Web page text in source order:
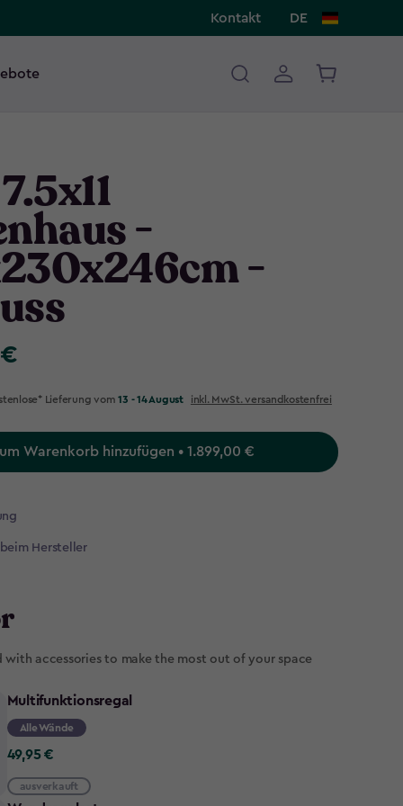
Kontakt DE
-
-
Lieferung vom13 - 14 August inkl. MwSt. versandkostenfrei
Warenkorb hinzufügen • 1.899,00 €
Hersteller
with accessories to make the most out of your space
Multifunktionsregal
Alle Wände
49,95
€
49,95 €
ausverkauft